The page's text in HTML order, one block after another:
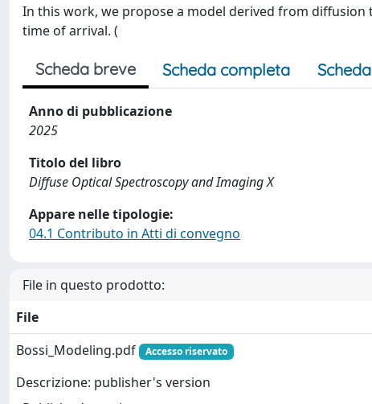
In this work, we propose a model derived from
time of arrival. (
Scheda breve Scheda completa
Anno di pubblicazione
2025
Titolo del libro
Diffuse Optical Spectroscopy and Imaging X
Appare nelle tipologie:
04.1 Contributo in Atti di convegno
File in questo prodotto:
File
Bossi_Modeling.pdf
Accesso riservato
Descrizione: publisher's version